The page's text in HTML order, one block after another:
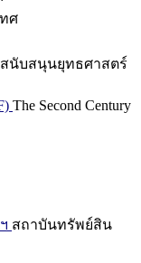
ศ
นับสนุนยุทธศาสตร์
The Second Century
สถาบันทรัพย์สิน